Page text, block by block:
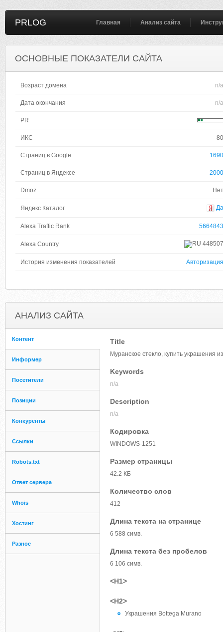
PRLOG Главная Анализ сайта
ОСНОВНЫЕ ПОКАЗАТЕЛИ САЙТА
Возраст домена n/a
Дата окончания n/a
PR
ИКС 80
Страниц в Google 1690
Страниц в Яндексе 2000
Dmoz Нет
Яндекс Каталог Да
Alexa Traffic Rank 5664843
Alexa Country 448507
История изменения показателей Авторизация
АНАЛИЗ САЙТА
Контент
Информер
Посетители
Позиции
Конкуренты
Ссылки
Robots.txt
Ответ сервера
Whois
Хостинг
Разное
Title
Муранское стекло, купить украшения
Keywords
n/a
Description
n/a
Кодировка
WINDOWS-1251
Размер страницы
42.2 КБ
Количество слов
412
Длина текста на странице
6 588 симв.
Длина текста без пробелов
6 106 симв.
<H1>
<H2>
Украшения Bottega Murano